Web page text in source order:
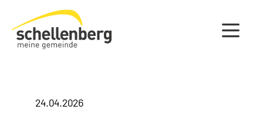
Gemeinde Schellenberg Startseite
24.04.2026